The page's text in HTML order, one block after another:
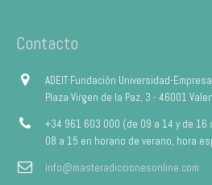
Contacto
ADEIT Fundación Universidad-
Plaza Virgen de la Paz, 3 - 46001
+34 961 603 000 (de 09 a 14 y de 16
08 a 15 en horario de verano, hora
info@masteradiccionesonline.com